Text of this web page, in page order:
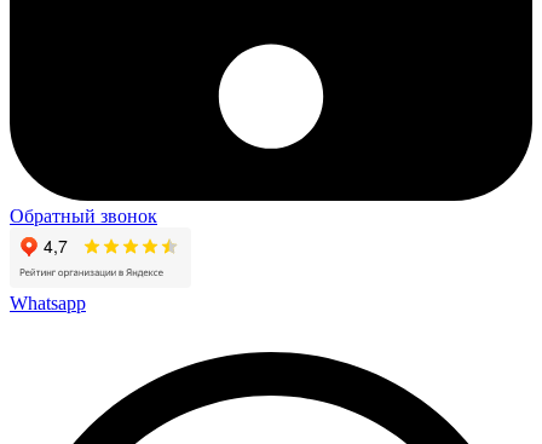
Обратный звонок
Whatsapp